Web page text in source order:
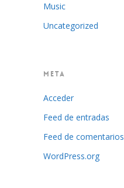
Music
Uncategorized
META
Acceder
Feed de entradas
Feed de comentarios
WordPress.org